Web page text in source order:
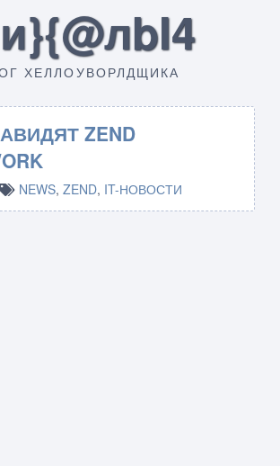
ХЕЛЛОУВОРЛДЩИКА
ZEND
NEWS, ZEND, IT-НОВОСТИ